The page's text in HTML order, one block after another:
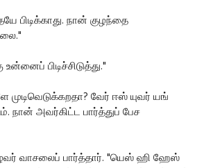
பிடிக்காது. நான் குழந்தை
பிடிச்சிடுத்து."
முடிவெடுக்கறதா? வேர் ஈஸ் யுவர் யங்
நான் அவர்கிட்ட பார்த்துப் பேச
வாசலைப் பார்த்தார். "யெஸ் ஹி ஹேஸ்